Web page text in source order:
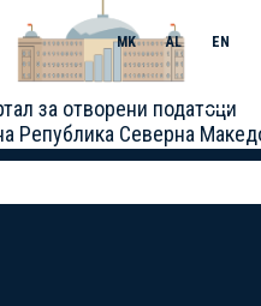
за отворени податоци
Република Северна
MK AL EN
Toggle